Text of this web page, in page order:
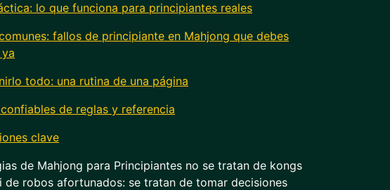
lo que funciona para principiantes reales
fallos de principiante en Mahjong que debes
todo: una rutina de una página
confiables de reglas y referencia
clave
de Mahjong para Principiantes no se tratan de kongs
de robos afortunados: se tratan de tomar decisiones